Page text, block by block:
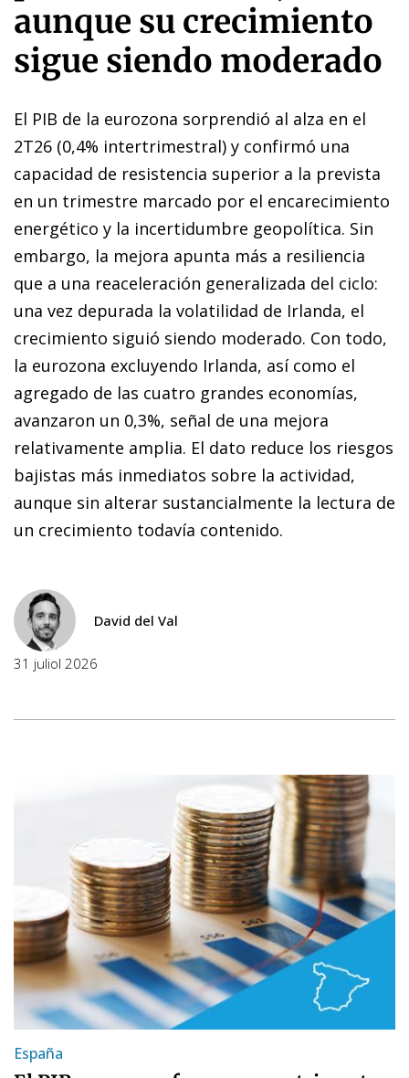
aunque su crecimiento
sigue siendo moderado
El PIB de la eurozona sorprendió al alza en el
2T26 (0,4% intertrimestral) y confirmó una
capacidad de resistencia superior a la prevista
en un trimestre marcado por el encarecimiento
energético y la incertidumbre geopolítica. Sin
embargo, la mejora apunta más a resiliencia
que a una reaceleración generalizada del ciclo:
una vez depurada la volatilidad de Irlanda, el
crecimiento siguió siendo moderado. Con todo,
la eurozona excluyendo Irlanda, así como el
agregado de las cuatro grandes economías,
avanzaron un 0,3%, señal de una mejora
relativamente amplia. El dato reduce los riesgos
bajistas más inmediatos sobre la actividad,
aunque sin alterar sustancialmente la lectura de
un crecimiento todavía contenido.
David del Val
31 juliol 2026
España